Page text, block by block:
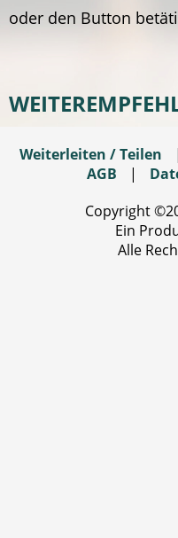
oder den Button
Weiterleiten / Teilen |
AGB
|
Copyright
Ein
Alle